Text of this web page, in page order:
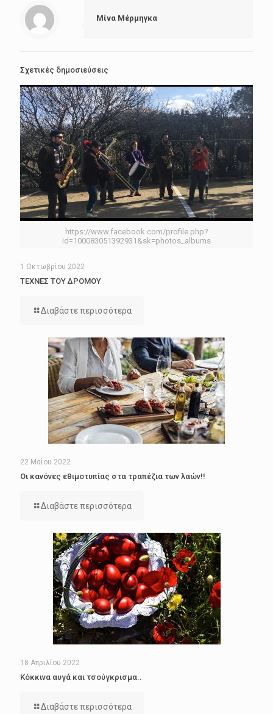
Μίνα Μέρμηγκα
Σχετικές δημοσιεύσεις
https://www.facebook.com/profile.php?
id=100083051392931&sk=photos_albums
1 Οκτωβρίου 2022
ΤΕΧΝΕΣ ΤΟΥ ΔΡΟΜΟΥ
Διαβάστε περισσότερα
22 Μαΐου 2022
Οι κανόνες εθιμοτυπίας στα τραπέζια των λαών!!
Διαβάστε περισσότερα
18 Απριλίου 2022
Κόκκινα αυγά και τσούγκρισμα..
Διαβάστε περισσότερα